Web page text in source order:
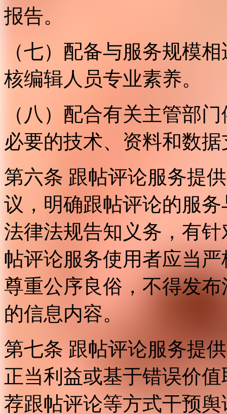
报告。
（七）配备与服务规模
核编辑人员专业素养。
（八）配合有关主管部
必要的技术、资料和数
第六条 跟帖评论服务提
议，明确跟帖评论的服
法律法规告知义务，有
帖评论服务使用者应当
尊重公序良俗，不得发
的信息内容。
第七条 跟帖评论服务提
正当利益或基于错误价
荐跟帖评论等方式干预